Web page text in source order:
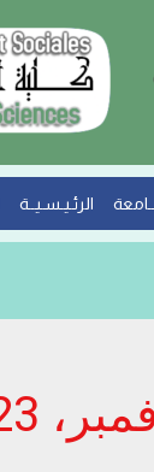
الرئـيـسـيــة